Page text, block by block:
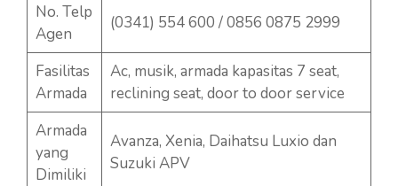
No. Telp
Agen
(0341) 554 600 / 0856 0875 2999
Fasilitas
Armada
Ac, musik, armada kapasitas 7 seat,
reclining seat, door to door service
Armada
yang
Dimiliki
Avanza, Xenia, Daihatsu Luxio dan
Suzuki APV